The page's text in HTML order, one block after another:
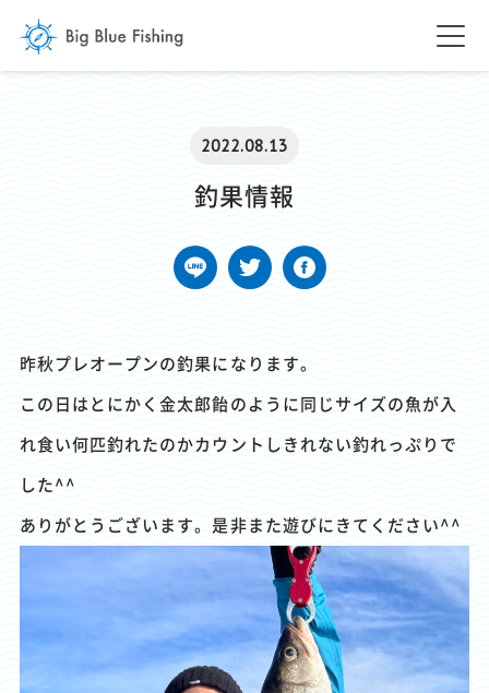
2022.08.13
釣果情報
昨秋プレオープンの釣果になります。
この日はとにかく金太郎飴のように同じサイズの魚が入
れ食い何匹釣れたのかカウントしきれない釣れっぷりで
した^^
ありがとうございます。是非また遊びにきてください^^